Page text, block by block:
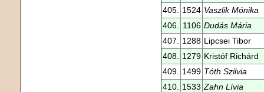
405.
1524 Vaszlik Mónika
406.
1106 Dudás Mária
407.
1288 Lipcsei Tibor
408.
1279 Kristóf Richárd
409.
1499 Tóth Szilvia
410.
1533 Zahn Lívia